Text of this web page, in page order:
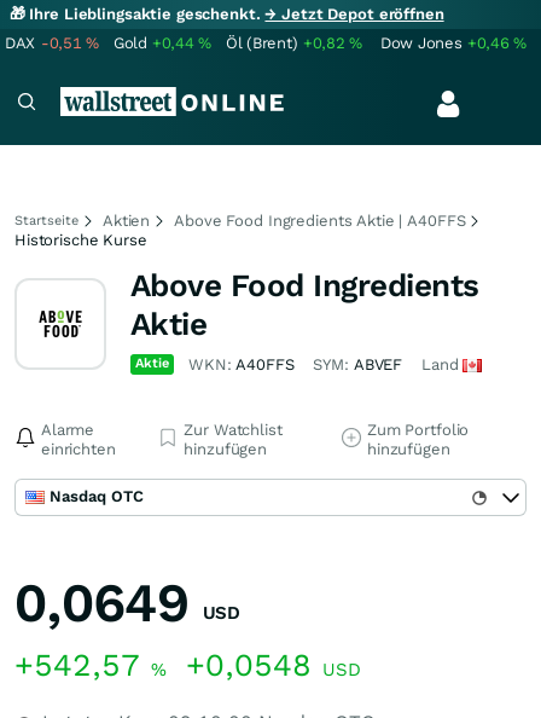
🎁 Ihre Lieblingsaktie geschenkt.→ Jetzt Depot eröffnen
DAX -0,51% Gold +0,44% Öl (Brent) +0,82% Dow Jones +0,46%
Startseite Aktien
Above Food Ingredients Aktie | A40FFS
Historische Kurse
Above Food Ingredients
Aktie
Aktie WKN:A40FFS SYM: ABVEF Land
Alarme
einrichten
Zur Watchlist
hinzufügen
Zum Portfolio
hinzufügen
Nasdaq OTC
0,0649 USD
+542,57 % +0,0548 USD